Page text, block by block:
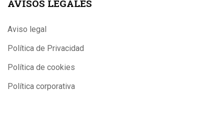
AVISOS LEGALES
Aviso legal
Política de Privacidad
Política de cookies
Política corporativa